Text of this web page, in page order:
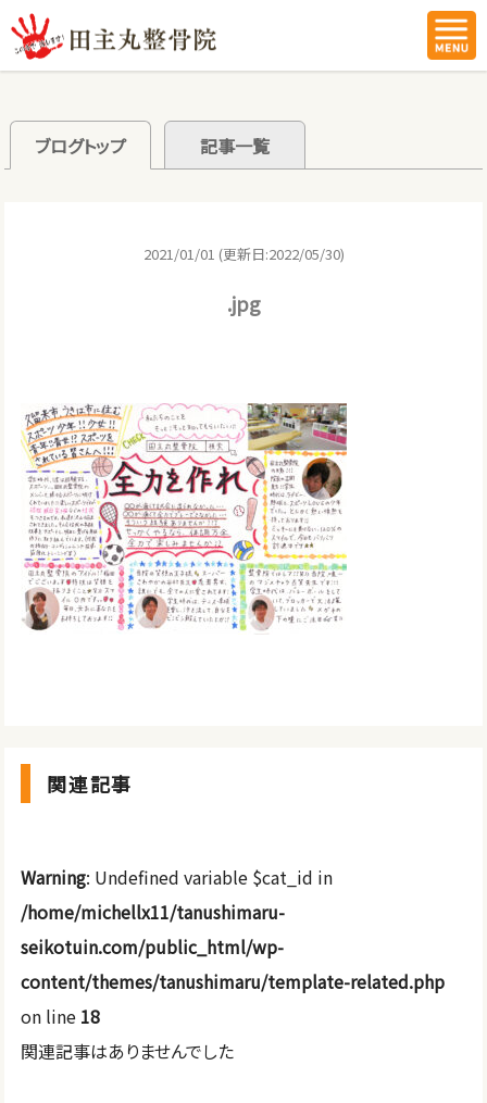
ブログトップ 記事一覧
2021/01/01 (更新日:2022/05/30)
.jpg
関連記事
Warning: Undefined variable $cat_id in
/home/michellx11/tanushimaru-
seikotuin.com/public_html/wp-
content/themes/tanushimaru/template-related.php
on line 18
関連記事はありませんでした